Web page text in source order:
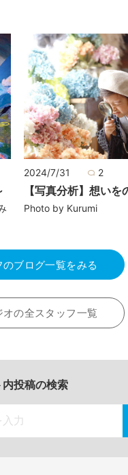
2024/7/31 2
【写真分析】想いを
Photo by Kurumi
のブログ一覧をみる
オの全スタッフ一覧
投稿の検索